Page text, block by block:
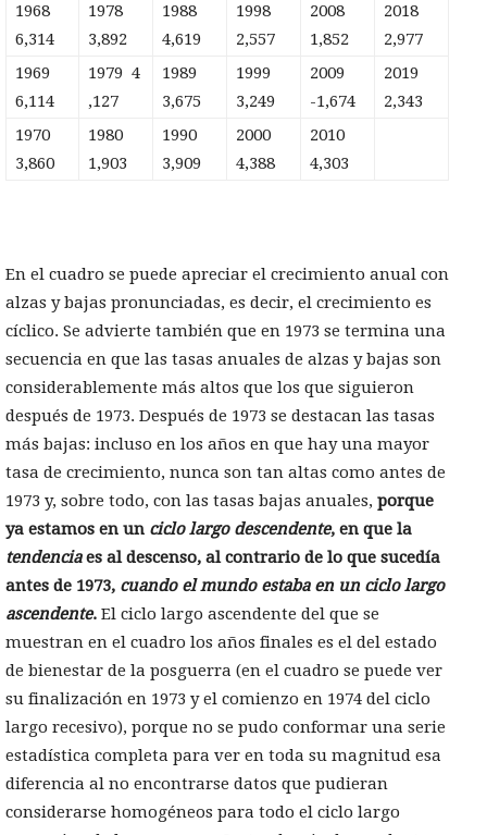
1968
6,314
1978
3,892
1988
4,619
1998
2,557
2008
1,852
2018
2,977
1969
6,114
1979 4
,127
1989
3,675
1999
3,249
2009
-1,674
2019
2,343
1970
3,860
1980
1,903
1990
3,909
2000
4,388
2010
4,303
En el cuadro se puede apreciar el crecimiento anual con
alzas y bajas pronunciadas, es decir, el crecimiento es
cíclico. Se advierte también que en 1973 se termina una
secuencia en que las tasas anuales de alzas y bajas son
considerablemente más altos que los que siguieron
después de 1973. Después de 1973 se destacan las tasas
más bajas: incluso en los años en que hay una mayor
tasa de crecimiento, nunca son tan altas como antes de
1973 y, sobre todo, con las tasas bajas anuales, porque
ya estamos en un ciclo largo descendente, en que la
tendenciaes al descenso, al contrario de lo que sucedía
antes de 1973, cuando el mundo estaba en un ciclo largo
ascendente. El ciclo largo ascendente del que se
muestran en el cuadro los años finales es el del estado
de bienestar de la posguerra (en el cuadro se puede ver
su finalización en 1973 y el comienzo en 1974 del ciclo
largo recesivo), porque no se pudo conformar una serie
estadística completa para ver en toda su magnitud esa
diferencia al no encontrarse datos que pudieran
considerarse homogéneos para todo el ciclo largo